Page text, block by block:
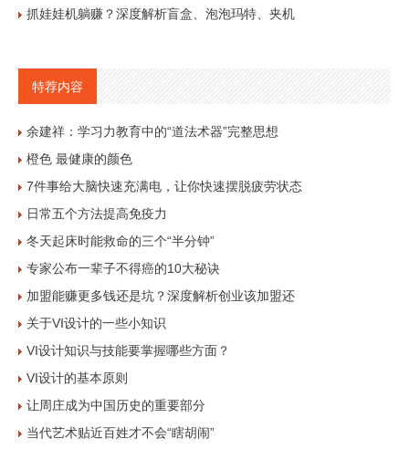
抓娃娃机躺赚？深度解析盲盒、泡泡玛特、夹机
特荐内容
余建祥：学习力教育中的“道法术器”完整思想
橙色 最健康的颜色
7件事给大脑快速充满电，让你快速摆脱疲劳状态
日常五个方法提高免疫力
冬天起床时能救命的三个“半分钟”
专家公布一辈子不得癌的10大秘诀
加盟能赚更多钱还是坑？深度解析创业该加盟还
关于VI设计的一些小知识
VI设计知识与技能要掌握哪些方面？
VI设计的基本原则
让周庄成为中国历史的重要部分
当代艺术贴近百姓才不会“瞎胡闹”